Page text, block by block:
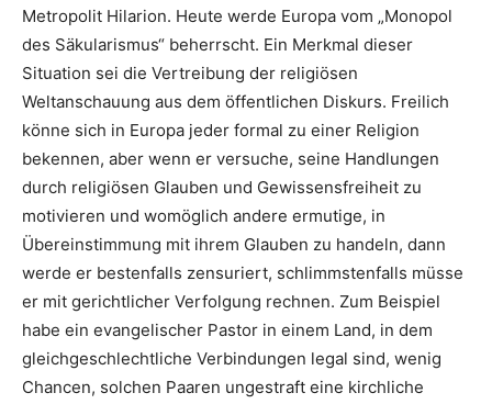
Metropolit Hilarion. Heute werde Europa vom „Monopol
des Säkularismus“ beherrscht. Ein Merkmal dieser
Situation sei die Vertreibung der religiösen
Weltanschauung aus dem öffentlichen Diskurs. Freilich
könne sich in Europa jeder formal zu einer Religion
bekennen, aber wenn er versuche, seine Handlungen
durch religiösen Glauben und Gewissensfreiheit zu
motivieren und womöglich andere ermutige, in
Übereinstimmung mit ihrem Glauben zu handeln, dann
werde er bestenfalls zensuriert, schlimmstenfalls müsse
er mit gerichtlicher Verfolgung rechnen. Zum Beispiel
habe ein evangelischer Pastor in einem Land, in dem
gleichgeschlechtliche Verbindungen legal sind, wenig
Chancen, solchen Paaren ungestraft eine kirchliche